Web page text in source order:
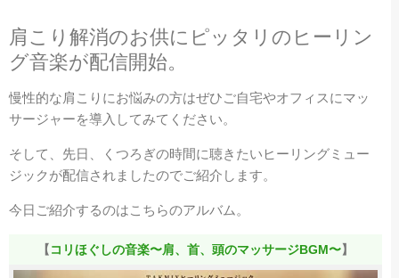
肩こり解消のお供にピッタリのヒーリン
グ音楽が配信開始。
慢性的な肩こりにお悩みの方はぜひご自宅やオフィスにマッ
サージャーを導入してみてください。
そして、先日、くつろぎの時間に聴きたいヒーリングミュー
ジックが配信されましたのでご紹介します。
今日ご紹介するのはこちらのアルバム。
【 コリほぐしの音楽〜肩、首、頭のマッサージBGM〜】